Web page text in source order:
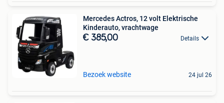
Mercedes Actros, 12 volt Elektrische
Kinderauto, vrachtwage
€ 385,00 Details
Bezoek website 24 jul 26